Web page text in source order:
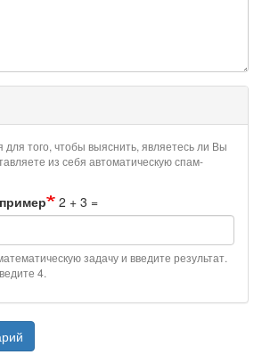
для того, чтобы выяснить, являетесь ли Вы
из себя автоматическую спам-
2 + 3 =
задачу и введите результат.
4.